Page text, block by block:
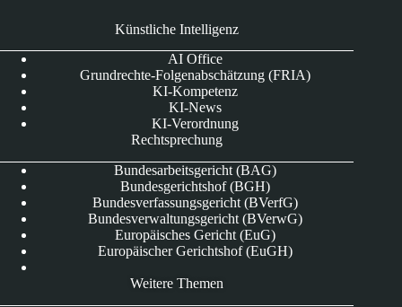
Künstliche Intelligenz
AI Office
Grundrechte-Folgenabschätzung (FRIA)
KI-Kompetenz
KI-News
KI-Verordnung
Rechtsprechung
Bundesarbeitsgericht (BAG)
Bundesgerichtshof (BGH)
Bundesverfassungsgericht (BVerfG)
Bundesverwaltungsgericht (BVerwG)
Europäisches Gericht (EuG)
Europäischer Gerichtshof (EuGH)
Weitere Themen